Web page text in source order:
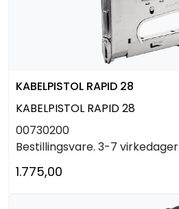
KABELPISTOL RAPID 28
KABELPISTOL RAPID 28
00730200
Bestillingsvare. 3-7 virkedager
1.775,00